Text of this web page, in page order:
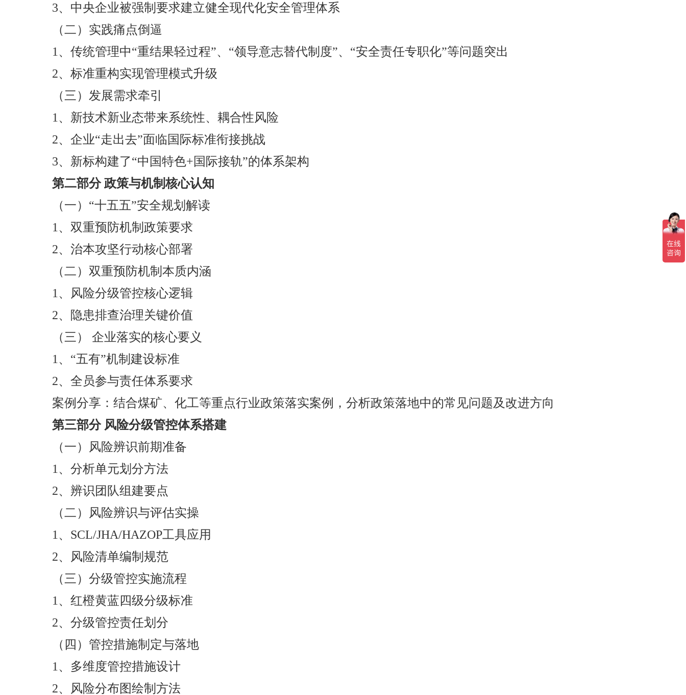
3、中央企业被强制要求建立健全现代化安全管理体系
（二）实践痛点倒逼
1、传统管理中“重结果轻过程”、“领导意志替代制度”、“安全责任专职化”等问题突出
2、标准重构实现管理模式升级
（三）发展需求牵引
1、新技术新业态带来系统性、耦合性风险
2、企业“走出去”面临国际标准衔接挑战
3、新标构建了“中国特色+国际接轨”的体系架构
第二部分 政策与机制核心认知
（一）“十五五”安全规划解读
1、双重预防机制政策要求
2、治本攻坚行动核心部署
（二）双重预防机制本质内涵
1、风险分级管控核心逻辑
2、隐患排查治理关键价值
（三） 企业落实的核心要义
1、“五有”机制建设标准
2、全员参与责任体系要求
案例分享：结合煤矿、化工等重点行业政策落实案例，分析政策落地中的常见问题及改进方向
第三部分 风险分级管控体系搭建
（一）风险辨识前期准备
1、分析单元划分方法
2、辨识团队组建要点
（二）风险辨识与评估实操
1、SCL/JHA/HAZOP工具应用
2、风险清单编制规范
（三）分级管控实施流程
1、红橙黄蓝四级分级标准
2、分级管控责任划分
（四）管控措施制定与落地
1、多维度管控措施设计
2、风险分布图绘制方法